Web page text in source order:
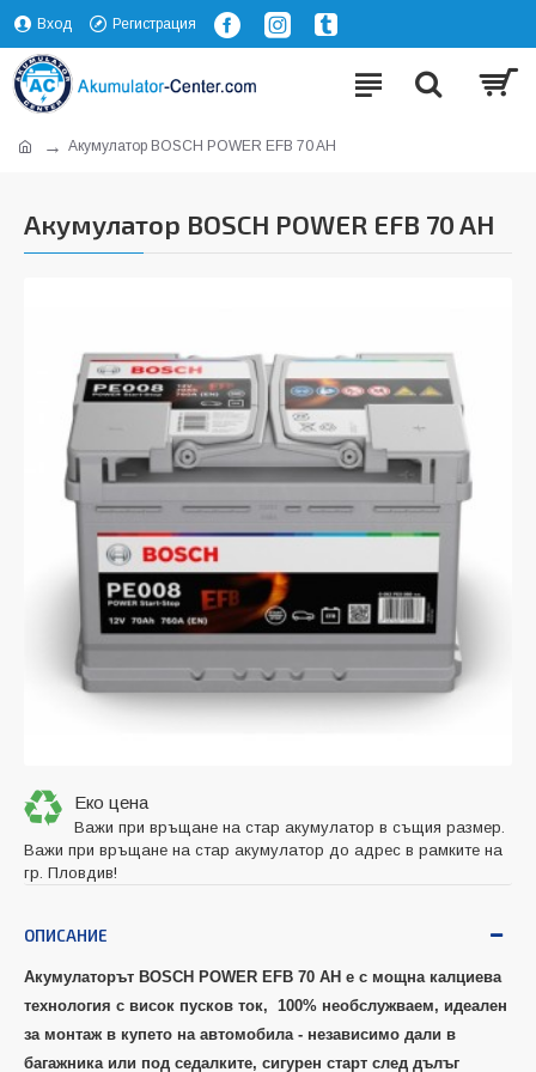
Вход Регистрация
Акумулатор BOSCH POWER EFB 70 AH
Акумулатор BOSCH POWER EFB 70 AH
Еко цена
Важи при връщане на стар акумулатор в същия размер.
Важи при връщане на стар акумулатор до адрес в рамките на
гр. Пловдив!
ОПИСАНИЕ
Акумулаторът BOSCH POWER EFB 70 AH е с мощна калциева
технология с висок пусков ток, 100% необслужваем, идеален
за монтаж в купето на автомобила - независимо дали в
багажника или под седалките, сигурен старт след дълъг